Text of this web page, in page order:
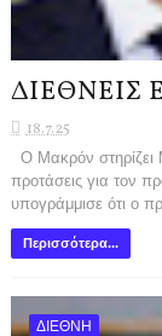
ΔΙΕΘΝΕΙΣ
18.7.25
Ο Μακρόν στηρίζει
προτάσεις για τον
υπογράμμισε ότι ο
Περισσότερα...
ΔΙΕΘΝΗ